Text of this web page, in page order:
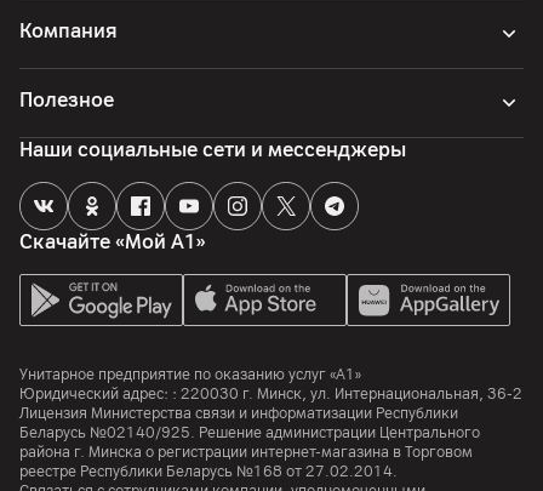
Компания
Полезное
Скачайте «Мой А1»
Наши социальные сети и мессенджеры
Унитарное предприятие по оказанию услуг «А1»
Юридический адрес: : 220030 г. Минск, ул. Интернациональная, 36-2
Лицензия Министерства связи и информатизации Республики
Беларусь №02140/925. Решение администрации Центрального
района г. Минска о регистрации интернет-магазина в Торговом
реестре Республики Беларусь №168 от 27.02.2014.